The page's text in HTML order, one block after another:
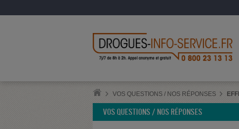
VOS QUESTIONS / NOS RÉPONSES
VOS QUESTIONS / NOS RÉPONSES